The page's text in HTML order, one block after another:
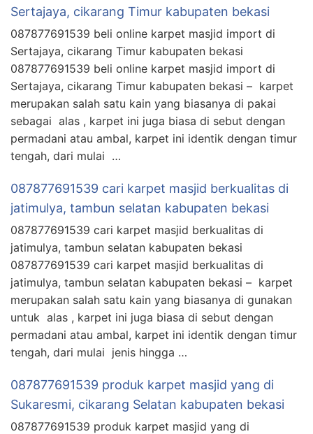
Sertajaya, cikarang Timur kabupaten bekasi
087877691539 beli online karpet masjid import di
Sertajaya, cikarang Timur kabupaten bekasi
087877691539 beli online karpet masjid import di
Sertajaya, cikarang Timur kabupaten bekasi – karpet
merupakan salah satu kain yang biasanya di pakai
sebagai alas , karpet ini juga biasa di sebut dengan
permadani atau ambal, karpet ini identik dengan timur
tengah, dari mulai …
087877691539 cari karpet masjid berkualitas di
jatimulya, tambun selatan kabupaten bekasi
087877691539 cari karpet masjid berkualitas di
jatimulya, tambun selatan kabupaten bekasi
087877691539 cari karpet masjid berkualitas di
jatimulya, tambun selatan kabupaten bekasi – karpet
merupakan salah satu kain yang biasanya di gunakan
untuk alas , karpet ini juga biasa di sebut dengan
permadani atau ambal, karpet ini identik dengan timur
tengah, dari mulai jenis hingga …
087877691539 produk karpet masjid yang di
Sukaresmi, cikarang Selatan kabupaten bekasi
087877691539 produk karpet masjid yang di